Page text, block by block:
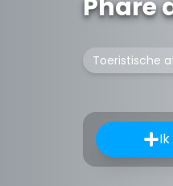
Phare
Toeristische